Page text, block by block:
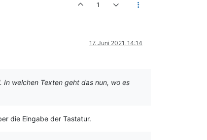
1
17. Juni 2021, 14:14
In welchen Texten geht das nun, wo es
die Eingabe der Tastatur.